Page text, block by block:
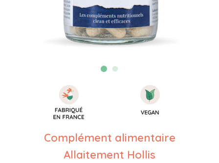
Complément alimentaire
Allaitement Hollis